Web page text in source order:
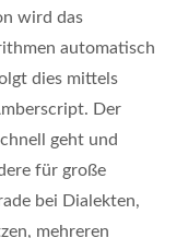
wird das
automatisch
dies mittels
Der
geht und
für große
bei Dialekten,
mehreren